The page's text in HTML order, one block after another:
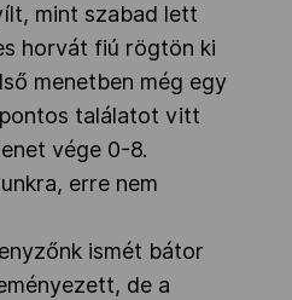
mint szabad lett
horvát fiú rögtön ki
menetben még egy
találatot vitt
vége 0-8.
erre nem
ismét bátor
de a